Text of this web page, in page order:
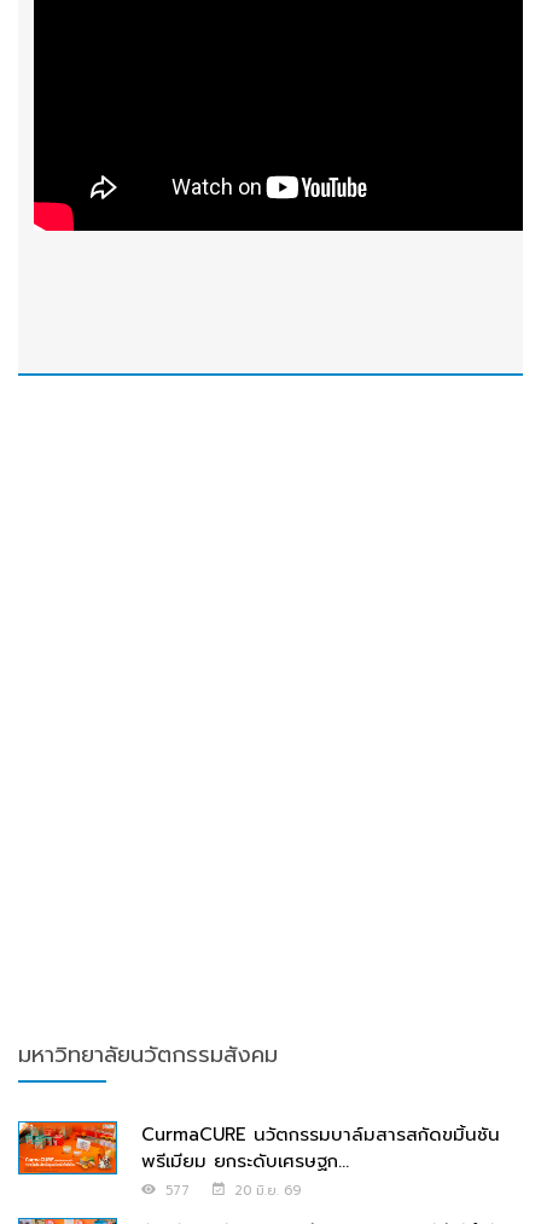
มหาวิทยาลัยนวัตกรรมสังคม
CurmaCURE นวัตกรรมบาล์มสารสกัดขมิ้นชัน
พรีเมียม ยกระดับเศรษฐก...
577 20 มิ.ย. 69